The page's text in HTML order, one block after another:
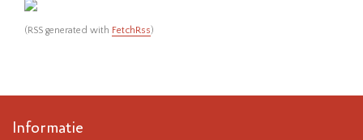
(RSS generated with FetchRss)
Informatie